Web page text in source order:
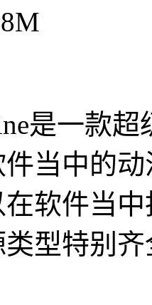
是一款
当中的
软件当
类型特别